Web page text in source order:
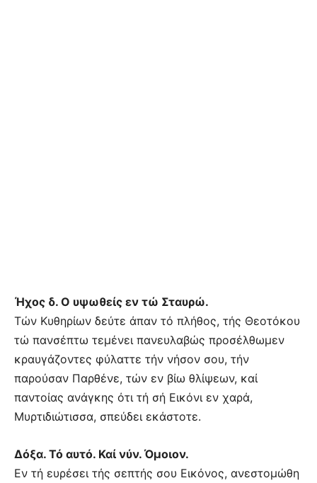
Ήχος δ. Ο υψωθείς εν τώ Σταυρώ.
Τών Κυθηρίων δεύτε άπαν τό πλήθος, τής Θεοτόκου
τώ πανσέπτω τεμένει πανευλαβώς προσέλθωμεν
κραυγάζοντες φύλαττε τήν νήσον σου, τήν
παρούσαν Παρθένε, τών εν βίω θλίψεων, καί
παντοίας ανάγκης ότι τή σή Εικόνι εν χαρά,
Μυρτιδιώτισσα, σπεύδει εκάστοτε.
Δόξα. Τό αυτό. Καί νύν. Όμοιον.
Εν τή ευρέσει τής σεπτής σου Εικόνος, ανεστομώθη